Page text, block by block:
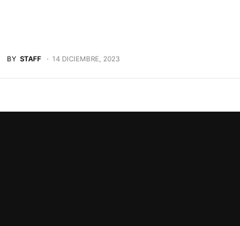
BY STAFF 14 DICIEMBRE, 2023